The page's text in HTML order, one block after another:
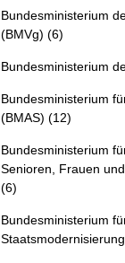
Bundesministerium
(BMVg) (6)
Bundesministerium
Bundesministerium
(BMAS) (12)
Bundesministerium
Senioren, Frauen
(6)
Bundesministerium